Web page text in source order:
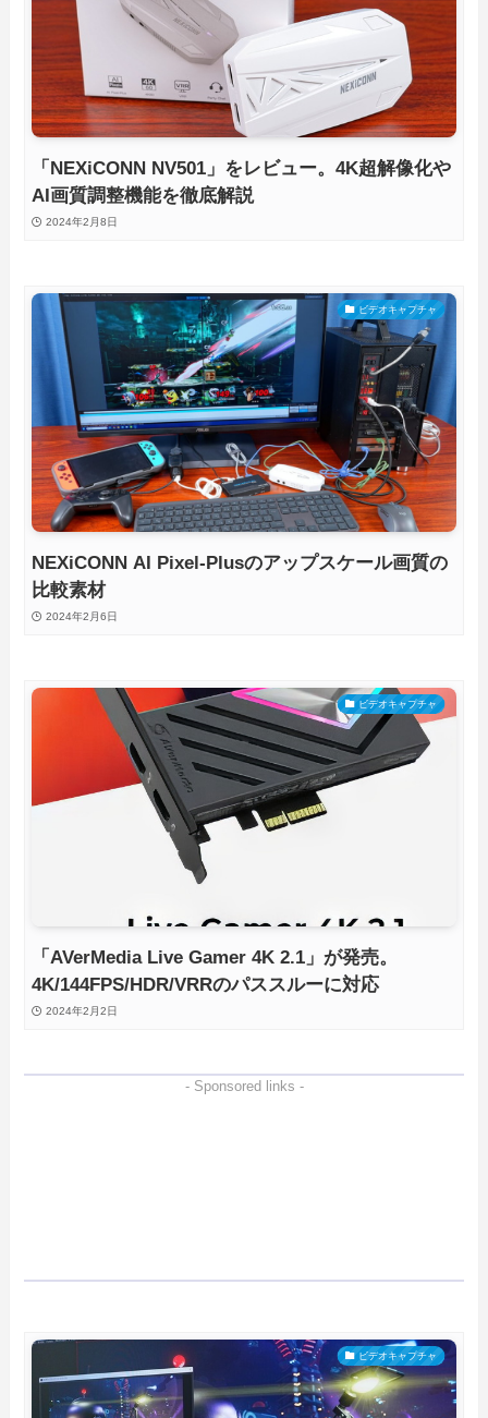
「NEXiCONN NV501」をレビュー。4K超解像化や
AI画質調整機能を徹底解説
2024年2月8日
ビデオキャプチャ
NEXiCONN AI Pixel-Plusのアップスケール画質の
比較素材
2024年2月6日
ビデオキャプチャ
「AVerMedia Live Gamer 4K 2.1」が発売。
4K/144FPS/HDR/VRRのパススルーに対応
2024年2月2日
- Sponsored links -
ビデオキャプチャ